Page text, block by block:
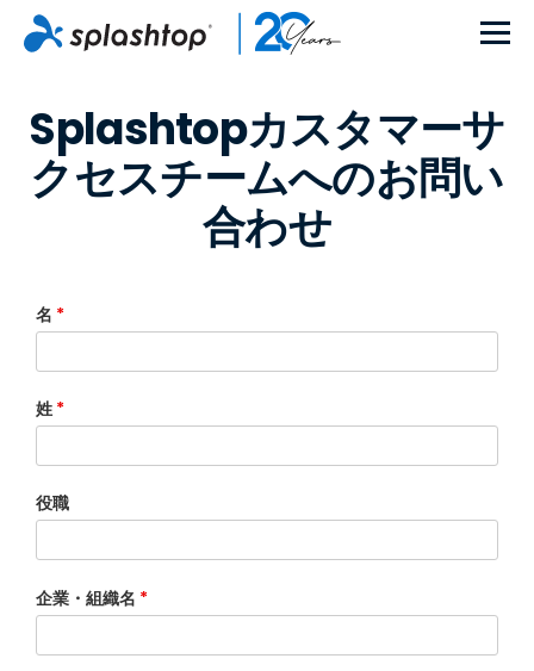
Splashtopカスタマーサ
クセスチームへのお問い
合わせ
名 *
姓 *
役職
企業・組織名 *